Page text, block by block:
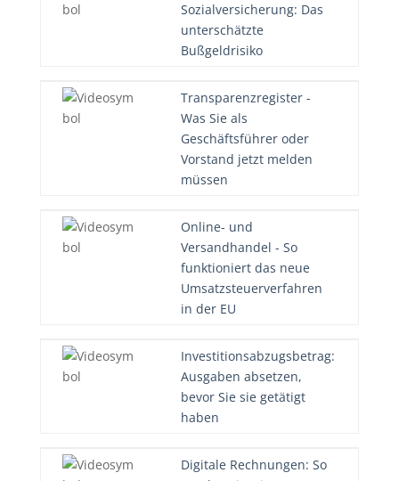
Sozialversicherung: Das
unterschätzte
Bußgeldrisiko
Transparenzregister -
Was Sie als
Geschäftsführer oder
Vorstand jetzt melden
müssen
Online- und
Versandhandel - So
funktioniert das neue
Umsatzsteuerverfahren
in der EU
Investitionsabzugsbetrag:
Ausgaben absetzen,
bevor Sie sie getätigt
haben
Digitale Rechnungen: So